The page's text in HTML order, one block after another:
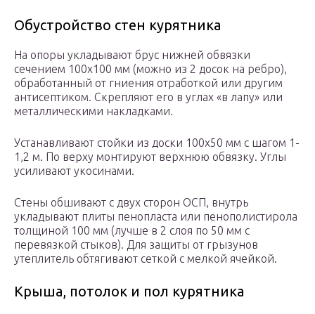
Обустройство стен курятника
На опоры укладывают брус нижней обвязки
сечением 100х100 мм (можно из 2 досок на ребро),
обработанный от гниения отработкой или другим
антисептиком. Скрепляют его в углах «в лапу» или
металлическими накладками.
Устанавливают стойки из доски 100х50 мм с шагом 1-
1,2 м. По верху монтируют верхнюю обвязку. Углы
усиливают укосинами.
Стены обшивают с двух сторон ОСП, внутрь
укладывают плиты пенопласта или пенополистирола
толщиной 100 мм (лучше в 2 слоя по 50 мм с
перевязкой стыков). Для защиты от грызунов
утеплитель обтягивают сеткой с мелкой ячейкой.
Крыша, потолок и пол курятника